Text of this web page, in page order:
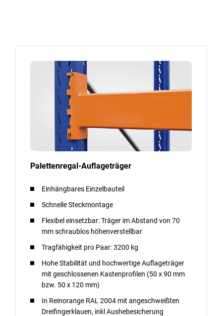
Palettenregal-Auflageträger
Einhängbares Einzelbauteil
Schnelle Steckmontage
Flexibel einsetzbar: Träger im Abstand von 70
mm schraublos höhenverstellbar
Tragfähigkeit pro Paar: 3200 kg
Hohe Stabilität und hochwertige Auflageträger
mit geschlossenen Kastenprofilen (50 x 90 mm
bzw. 50 x 120 mm)
In Reinorange RAL 2004 mit angeschweißten
Dreifingerklauen, inkl Aushebesicherung